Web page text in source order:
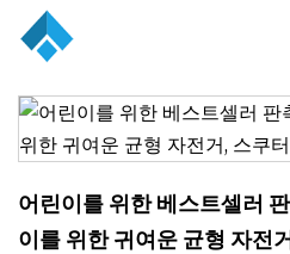
어린이를 위한 베스트셀러
이를 위한 귀여운 균형 자전